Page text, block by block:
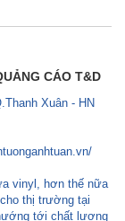
CÁO T&D
Xuân - HN
vinyl, hơn thế nữa
thị trường tại
tới chất lượng